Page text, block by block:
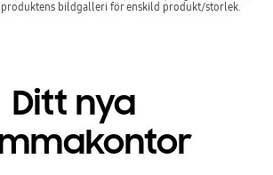
bildgalleri för enskild produkt/storlek.
Ditt nya